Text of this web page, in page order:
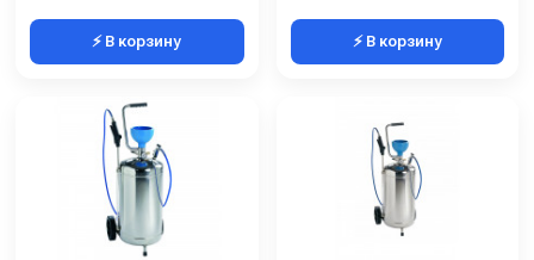
⚡ В корзину ⚡ В корзину